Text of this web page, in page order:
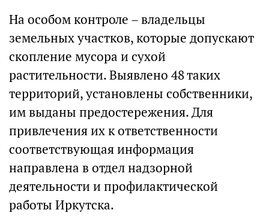
На особом контроле – владельцы
земельных участков, которые допускают
скопление мусора и сухой
растительности. Выявлено 48 таких
территорий, установлены собственники,
им выданы предостережения. Для
привлечения их к ответственности
соответствующая информация
направлена в отдел надзорной
деятельности и профилактической
работы Иркутска.